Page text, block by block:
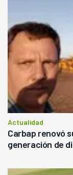
Actualidad
Carbap renovó
generación de